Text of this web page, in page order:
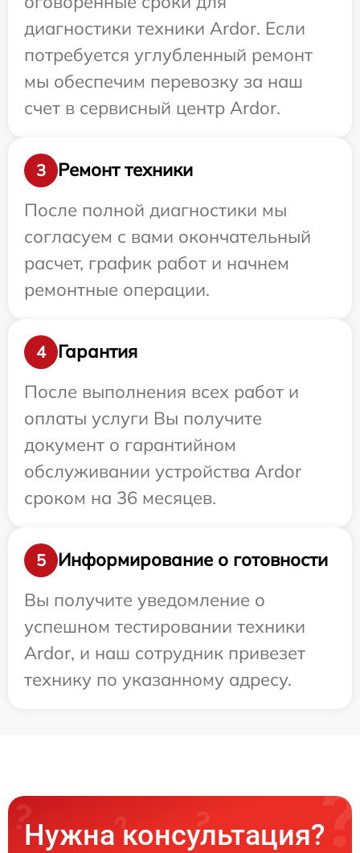
диагностики техники Ardor. Если
потребуется углубленный ремонт
мы обеспечим перевозку за наш
счет в сервисный центр Ardor.
3
Ремонт техники
После полной диагностики мы
согласуем с вами окончательный
расчет, график работ и начнем
ремонтные операции.
4
Гарантия
После выполнения всех работ и
оплаты услуги Вы получите
документ о гарантийном
обслуживании устройства Ardor
сроком на 36 месяцев.
5
Информирование о готовности
Вы получите уведомление о
успешном тестировании техники
Ardor, и наш сотрудник привезет
технику по указанному адресу.
Нужна консультация?